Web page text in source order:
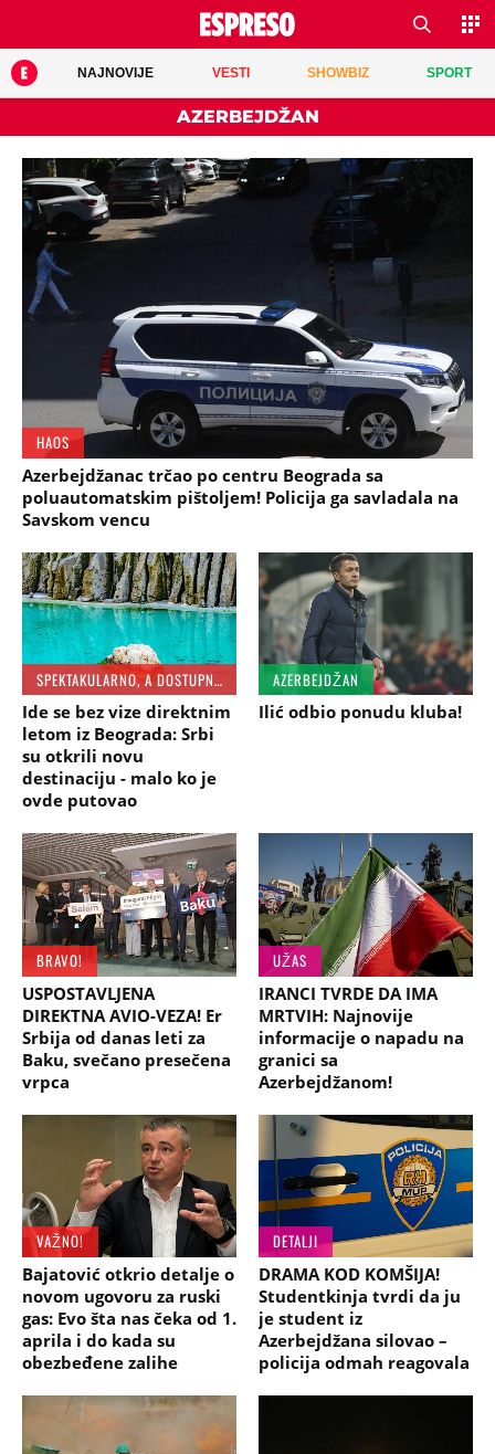
NAJNOVIJE VESTI SHOWBIZ SPORT
AZERBEJDŽAN
HAOS
Azerbejdžanac trčao po centru Beograda sa
poluautomatskim pištoljem! Policija ga savladala na
Savskom vencu
SPEKTAKULARNO, A DOSTUPNO
Ide se bez vize direktnim
letom iz Beograda: Srbi
su otkrili novu
destinaciju - malo ko je
ovde putovao
AZERBEJDŽAN
Ilić odbio ponudu kluba!
BRAVO!
USPOSTAVLJENA
DIREKTNA AVIO-VEZA! Er
Srbija od danas leti za
Baku, svečano presečena
vrpca
UŽAS
IRANCI TVRDE DA IMA
MRTVIH: Najnovije
informacije o napadu na
granici sa
Azerbejdžanom!
VAŽNO!
Bajatović otkrio detalje o
novom ugovoru za ruski
gas: Evo šta nas čeka od 1.
aprila i do kada su
obezbeđene zalihe
DETALJI
DRAMA KOD KOMŠIJA!
Studentkinja tvrdi da ju
je student iz
Azerbejdžana silovao –
policija odmah reagovala